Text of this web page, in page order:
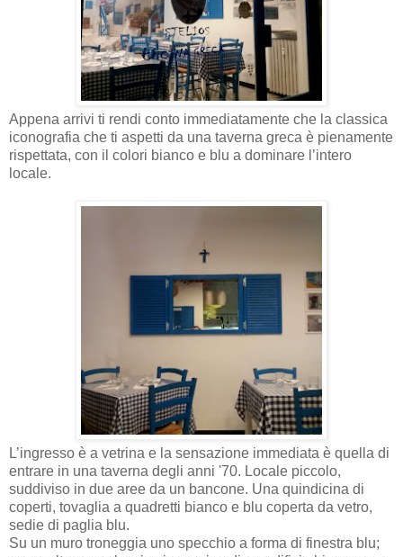
Appena arrivi ti rendi conto immediatamente che la classica
iconografia che ti aspetti da una taverna greca è pienamente
rispettata, con il colori bianco e blu a dominare l’intero
locale.
L’ingresso è a vetrina e la sensazione immediata è quella di
entrare in una taverna degli anni '70. Locale piccolo,
suddiviso in due aree da un bancone. Una quindicina di
coperti, tovaglia a quadretti bianco e blu coperta da vetro,
sedie di paglia blu.
Su un muro troneggia uno specchio a forma di finestra blu;